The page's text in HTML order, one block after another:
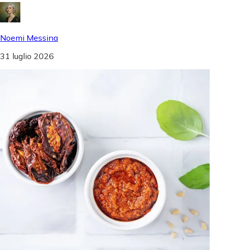
Noemi Messina
31 luglio 2026